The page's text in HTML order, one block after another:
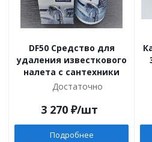
DF50 Cредство для
удаления известкового
налета с сантехники
Достаточно
3 270 ₽/шт
Подробнее